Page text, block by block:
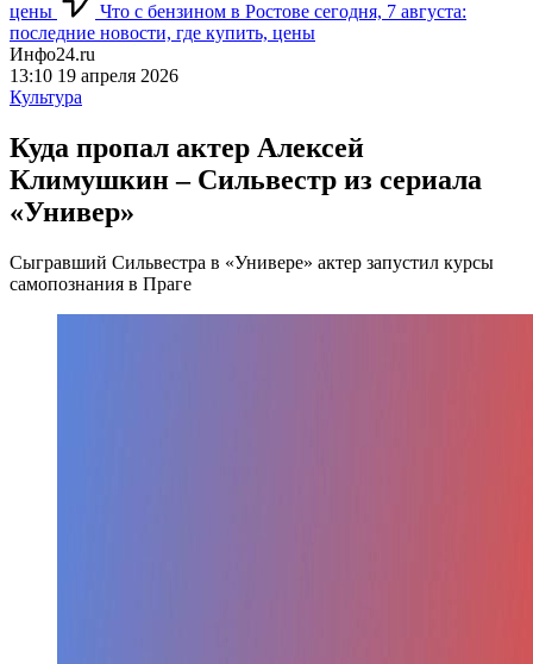
цены
Что с бензином в Ростове сегодня, 7 августа:
последние новости, где купить, цены
Инфо24.ru
13:10 19 апреля 2026
Культура
Куда пропал актер Алексей
Климушкин – Сильвестр из сериала
«Универ»
Сыгравший Сильвестра в «Универе» актер запустил курсы
самопознания в Праге